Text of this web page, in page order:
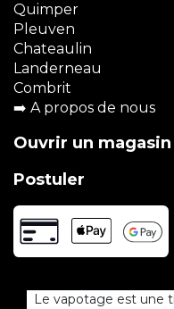
Quimper
Pleuven
Chateaulin
Landerneau
Combrit
➡️ A propos de nous
Ouvrir un magasin
Postuler
Le vapotage est une